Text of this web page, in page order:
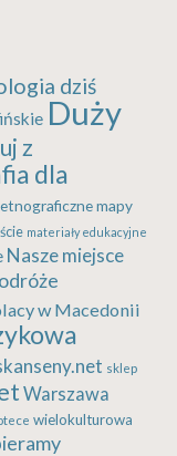
dziś
Duży
z
dla
etnograficzne mapy
materiały edukacyjne
Nasze miejsce
w Macedonii
sklep
Warszawa
wielokulturowa